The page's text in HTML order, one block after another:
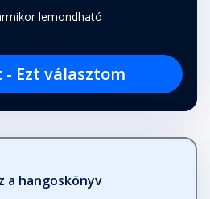
lemondható
- Ezt választom
a hangoskönyv